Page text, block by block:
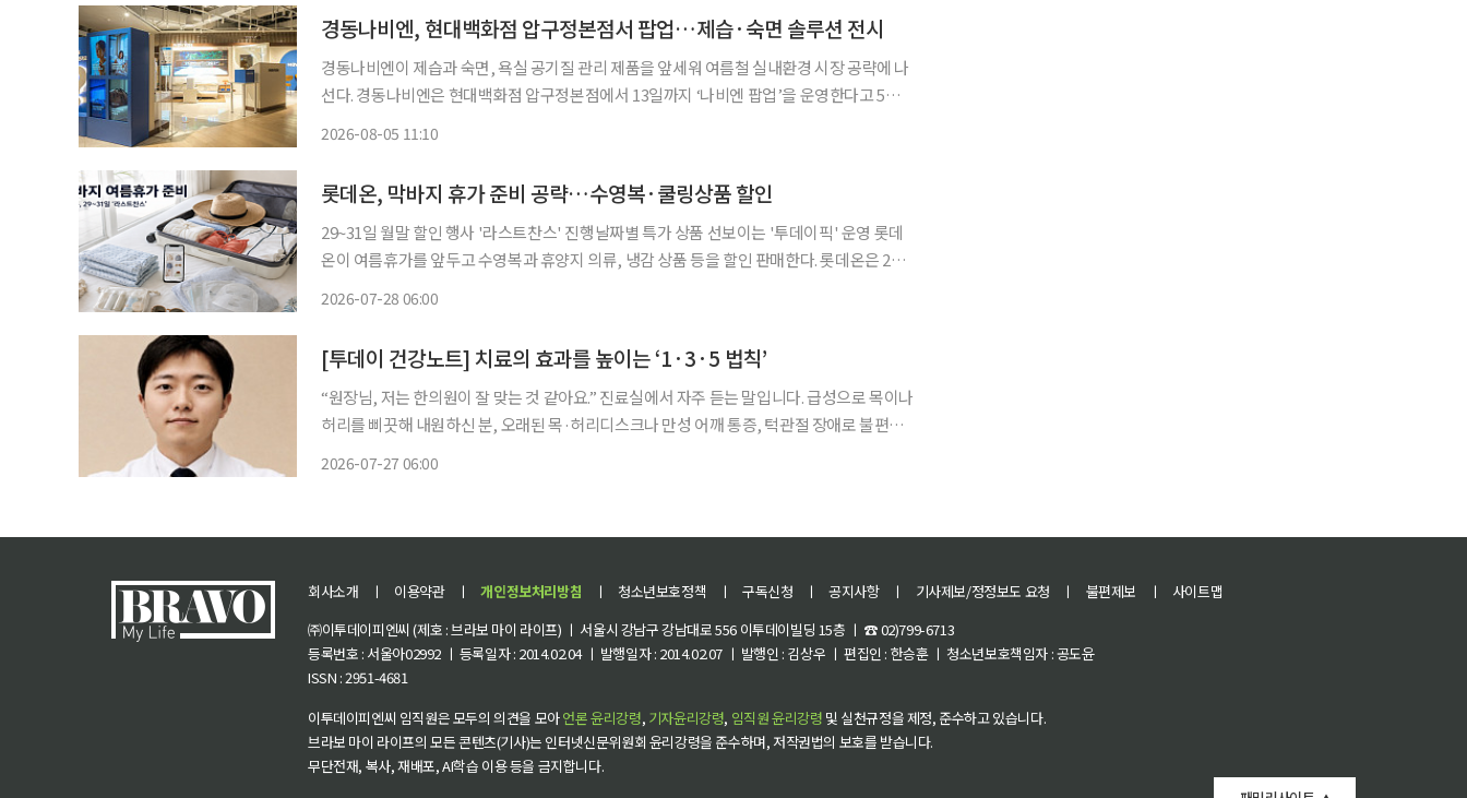
경동나비엔, 현대백화점 압구정본점서 팝업…제습·숙면 솔루션 전시
경동나비엔이 제습과 숙면, 욕실 공기질 관리 제품을 앞세워 여름철 실내환경 시장 공략에 나
선다. 경동나비엔은 현대백화점 압구정본점에서 13일까지 ‘나비엔 팝업’을 운영한다고 5일
2026-08-05 11:10
롯데온, 막바지 휴가 준비 공략…수영복·쿨링상품 할인
29~31일 월말 할인 행사 '라스트찬스' 진행날짜별 특가 상품 선보이는 '투데이픽' 운영 롯데
온이 여름휴가를 앞두고 수영복과 휴양지 의류, 냉감 상품 등을 할인 판매한다. 롯데온은 29
2026-07-28 06:00
[투데이 건강노트] 치료의 효과를 높이는 ‘1·3·5 법칙’
“원장님, 저는 한의원이 잘 맞는 것 같아요.” 진료실에서 자주 듣는 말입니다. 급성으로 목이나
허리를 삐끗해 내원하신 분, 오래된 목·허리디스크나 만성 어깨 통증, 턱관절 장애로 불편함
2026-07-27 06:00
회사소개 ㅣ 이용약관 ㅣ 개인정보처리방침 ㅣ 청소년보호정책 ㅣ 구독신청 ㅣ 공지사항 ㅣ 기사제보/정정보도 요청 ㅣ 불편제보 ㅣ
사이트맵
㈜이투데이피엔씨 (제호 : 브라보 마이 라이프) ㅣ 서울시 강남구 강남대로 556 이투데이빌딩 15층 ㅣ ☎ 02)799-6713
등록번호 : 서울아02992 ㅣ 등록일자 : 2014.02.04 ㅣ 발행일자 : 2014.02.07 ㅣ 발행인 : 김상우 ㅣ 편집인 : 한승훈 ㅣ 청소년보호책임자 : 공도윤
ISSN : 2951-4681
이투데이피엔씨 임직원은 모두의 의견을 모아언론 윤리강령, 기자윤리강령, 임직원 윤리강령 및 실천규정을 제정, 준수하고 있습니다.
브라보 마이 라이프의 모든 콘텐츠(기사)는 인터넷신문위원회 윤리강령을 준수하며, 저작권법의 보호를 받습니다.
무단전재, 복사, 재배포, AI학습 이용 등을 금지합니다.